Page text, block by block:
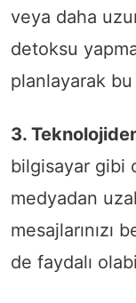
veya daha
detoksu
planlayarak
3.
bilgisayar gibi
medyadan
mesajlarınızı
de faydalı